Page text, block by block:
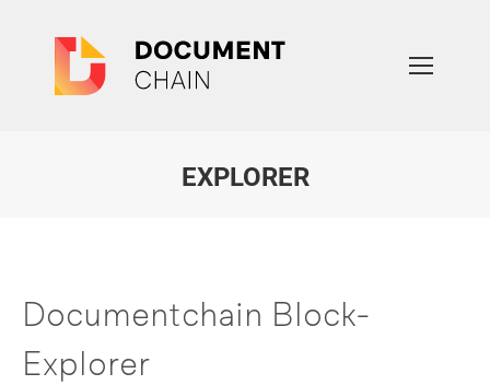
EXPLORER
Documentchain Block-
Explorer